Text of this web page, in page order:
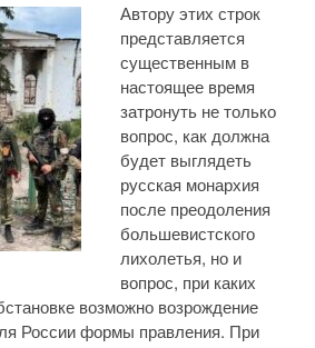
Автору этих строк
представляется
существенным в
настоящее время
затронуть не только
вопрос, как должна
будет выглядеть
русская монархия
после преодоления
большевистского
лихолетья, но и
вопрос, при каких
возможно возрождение
России формы правления. При